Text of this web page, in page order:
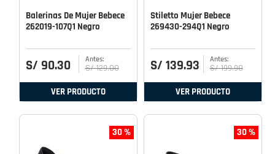
Balerinas De Mujer Bebece
262019-107Q1 Negro
S/ 90.30 S/ 129.00
VER PRODUCTO
Stiletto Mujer Bebece
269430-294Q1 Negro
S/ 139.93 S/ 199.90
VER PRODUCTO
30 % 30 %